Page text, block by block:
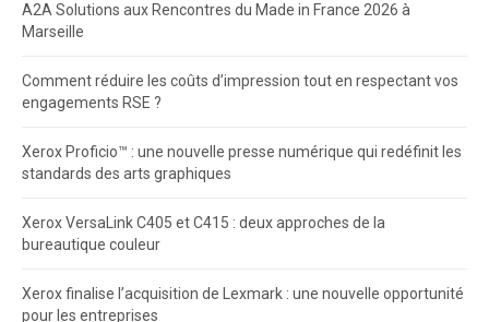
A2A Solutions aux Rencontres du Made in France 2026 à
Marseille
Comment réduire les coûts d’impression tout en respectant vos
engagements RSE ?
Xerox Proficio™ : une nouvelle presse numérique qui redéfinit les
standards des arts graphiques
Xerox VersaLink C405 et C415 : deux approches de la
bureautique couleur
Xerox finalise l’acquisition de Lexmark : une nouvelle opportunité
pour les entreprises